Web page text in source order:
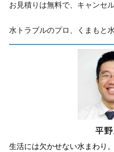
お見積りは無料で、キャンセ
水トラブルのプロ、くまもと
生活には欠かせない水まわり